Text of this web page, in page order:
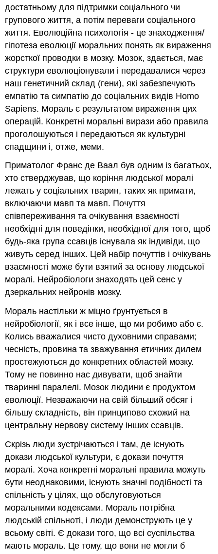
достатньому для підтримки соціального чи
групового життя, а потім переваги соціального
життя. Еволюційна психологія - це знаходження/
гіпотеза еволюції моральних понять як вираження
жорсткої проводки в мозку. Мозок, здається, має
структури еволюціонували і передавалися через
наш генетичний склад (гени), які забезпечують
емпатію та симпатію до соціальних видів Homo
Sapiens. Мораль є результатом вираження цих
операцій. Конкретні моральні вирази або правила
проголошуються і передаються як культурні
спадщини і, отже, меми.
Приматолог Франс де Ваал був одним із багатьох,
хто стверджував, що коріння людської моралі
лежать у соціальних тварин, таких як примати,
включаючи мавп та мавп. Почуття
співпереживання та очікування взаємності
необхідні для поведінки, необхідної для того, щоб
будь-яка група ссавців існувала як індивіди, що
живуть серед інших. Цей набір почуттів і очікувань
взаємності може бути взятий за основу людської
моралі. Нейробіологи знаходять цей сенс у
дзеркальних нейронів мозку.
Мораль настільки ж міцно ґрунтується в
нейробіології, як і все інше, що ми робимо або є.
Колись вважалися чисто духовними справами;
чесність, провина та зважування етичних дилем
простежуються до конкретних областей мозку.
Тому не повинно нас дивувати, щоб знайти
тваринні паралелі. Мозок людини є продуктом
еволюції. Незважаючи на свій більший обсяг і
більшу складність, він принципово схожий на
центральну нервову систему інших ссавців.
Скрізь люди зустрічаються і там, де існують
докази людської культури, є докази почуття
моралі. Хоча конкретні моральні правила можуть
бути неоднаковими, існують значні подібності та
спільність у цілях, що обслуговуються
моральними кодексами. Мораль потрібна
людській спільноті, і люди демонструють це у
всьому світі. Є докази того, що всі суспільства
мають мораль. Це тому, що вони не могли б